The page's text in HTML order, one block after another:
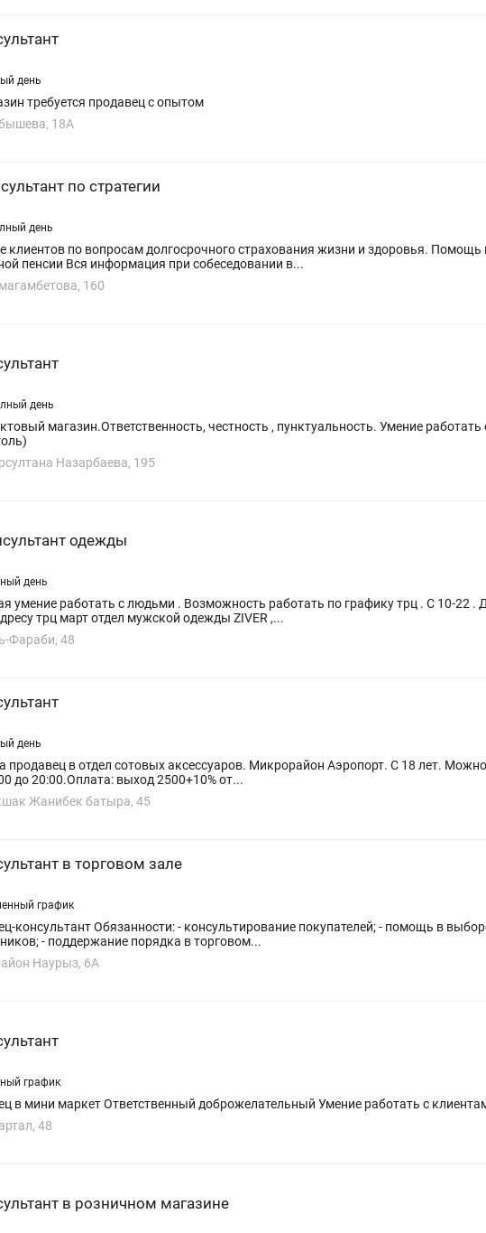
день
требуется продавец с опытом
18А
по стратегии
день
клиентов по вопросам долгосрочного страхования жизни и здоровья.
пенсии Вся информация при собеседовании в...
160
день
магазин.Ответственность, честность , пунктуальность. Умение
Назарбаева, 195
одежды
день
умение работать с людьми . Возможность работать по графику трц . С 10-22
трц март отдел мужской одежды ZIVER ,...
Фараби, 48
день
продавец в отдел сотовых аксессуаров. Микрорайон Аэропорт. С 18 лет.
до 20:00.Оплата: выход 2500+10% от...
Жанибек батыра, 45
в торговом зале
график
помощь в выборе товара; - выкладка товара; - контроль наличия и
- поддержание порядка в торговом...
Наурыз, 6А
график
Требуется продавец в мини маркет Ответственный доброжелательный
48
в розничном магазине